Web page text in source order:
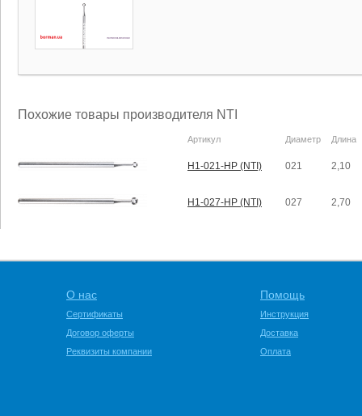
Похожие товары производителя NTI
Артикул Диаметр Длина
H1-021-HP (NTI) 021 2,10
H1-027-HP (NTI) 027 2,70
О нас
Сертификаты
Договор оферты
Реквизиты компании
Помощь
Инструкция
Доставка
Оплата